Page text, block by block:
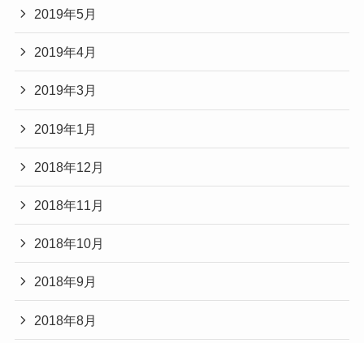
2019年5月
2019年4月
2019年3月
2019年1月
2018年12月
2018年11月
2018年10月
2018年9月
2018年8月